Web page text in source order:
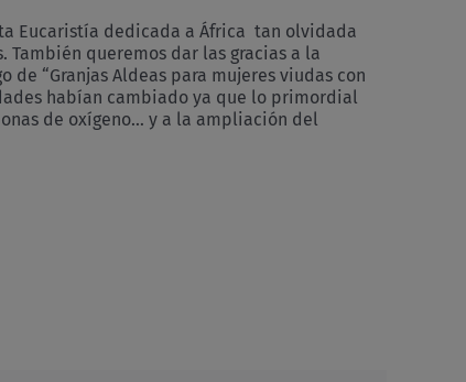
Eucaristía dedicada a África tan olvidada
queremos dar las gracias a la
“Granjas Aldeas para mujeres viudas con
habían cambiado ya que lo primordial
de oxígeno… y a la ampliación del